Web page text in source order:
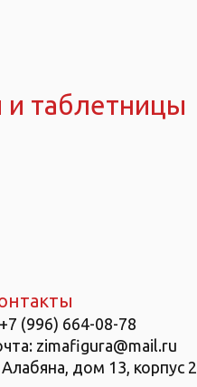
таблетницы
+7 (996) 664-08-78
zimafigura@mail.ru
дом 13, корпус 2